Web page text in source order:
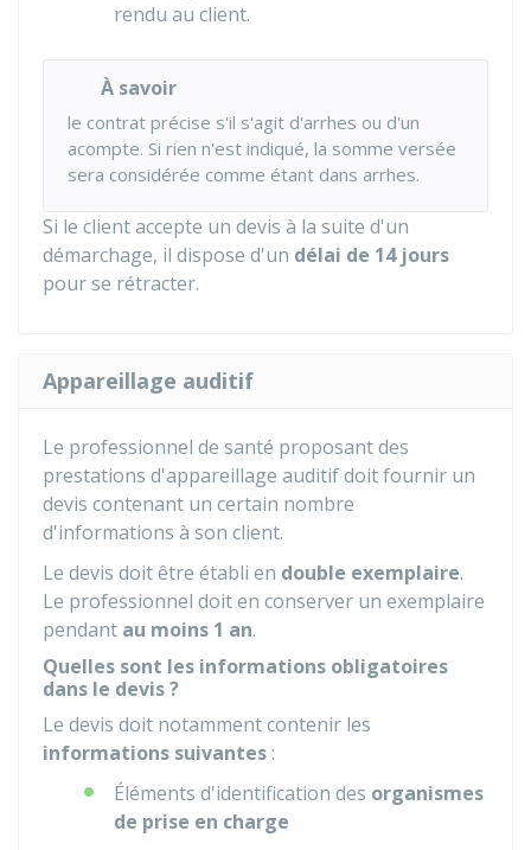
rendu au client.
À savoir
le contrat précise s'il s'agit d'arrhes ou d'un
acompte. Si rien n'est indiqué, la somme versée
sera considérée comme étant dans arrhes.
Si le client accepte un devis à la suite d'un
démarchage, il dispose d'un délai de 14 jours
pour se rétracter.
Appareillage auditif
Le professionnel de santé proposant des
prestations d'appareillage auditif doit fournir un
devis contenant un certain nombre
d'informations à son client.
Le devis doit être établi en double exemplaire.
Le professionnel doit en conserver un exemplaire
pendant au moins 1 an.
Quelles sont les informations obligatoires
dans le devis ?
Le devis doit notamment contenir les
informations suivantes :
Éléments d'identification des organismes
de prise en charge